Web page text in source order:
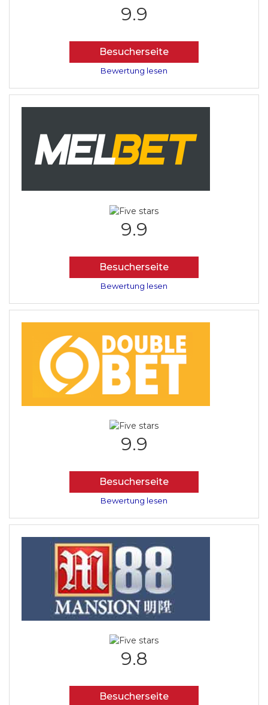
9.9
Besucherseite
Bewertung lesen
9.9
Besucherseite
Bewertung lesen
9.9
Besucherseite
Bewertung lesen
9.8
Besucherseite